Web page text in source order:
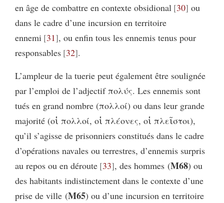
en âge de combattre en contexte obsidional 30 ou
dans le cadre d’une incursion en territoire
ennemi 31 , ou enfin tous les ennemis tenus pour
responsables 32 .
L’ampleur de la tuerie peut également être soulignée
par l’emploi de l’adjectif πολύς. Les ennemis sont
tués en grand nombre (πολλοί) ou dans leur grande
majorité (οἱ πολλοί, οἱ πλέονες, οἱ πλεῖστοι),
qu’il s’agisse de prisonniers constitués dans le cadre
d’opérations navales ou terrestres, d’ennemis surpris
au repos ou en déroute 33 , des hommes (M68) ou
des habitants indistinctement dans le contexte d’une
prise de ville (M65) ou d’une incursion en territoire